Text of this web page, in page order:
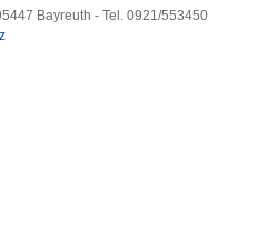
Bayreuth - Tel. 0921/553450